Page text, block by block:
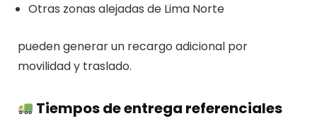
Otras zonas alejadas de Lima Norte
pueden generar un recargo adicional por
movilidad y traslado.
Tiempos de entrega referenciales